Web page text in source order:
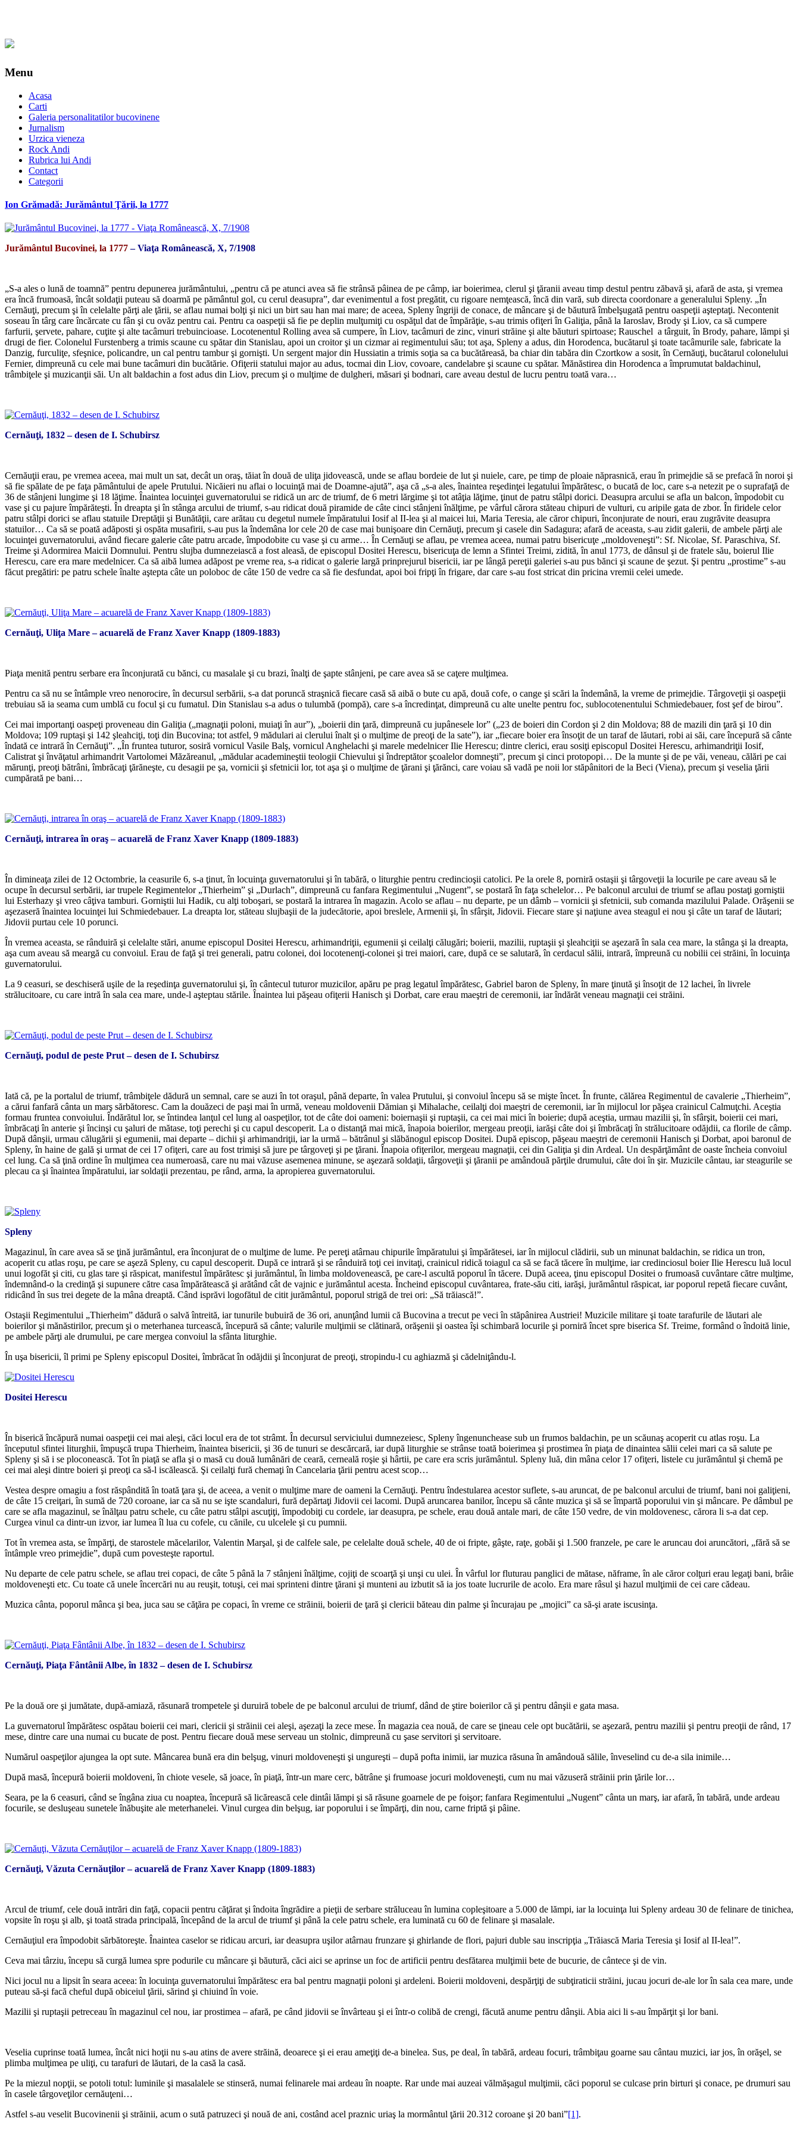
Menu
Acasa
Carti
Galeria personalitatilor bucovinene
Jurnalism
Urzica vieneza
Rock Andi
Rubrica lui Andi
Contact
Categorii
Ion Grămadă: Jurământul Ţării, la 1777
Jurământul Bucovinei, la 1777– Viaţa Românească, X, 7/1908
„S-a ales o lună de toamnă” pentru depunerea jurământului, „pentru că pe atunci avea să fie strânsă pâinea de pe câmp, iar boierimea, clerul şi ţăranii aveau timp destul pentru zăbavă şi, afară de asta, şi vremea
era încă frumoasă, încât soldaţii puteau să doarmă pe pământul gol, cu cerul deasupra”, dar evenimentul a fost pregătit, cu rigoare nemţească, încă din vară, sub directa coordonare a generalului Spleny. „În
Cernăuţi, precum şi în celelalte părţi ale ţării, se aflau numai bolţi şi nici un birt sau han mai mare; de aceea, Spleny îngriji de conace, de mâncare şi de băutură îmbelşugată pentru oaspeţii aşteptaţi. Necontenit
soseau în târg care încărcate cu fân şi cu ovăz pentru cai. Pentru ca oaspeţii să fie pe deplin mulţumiţi cu ospăţul dat de împărăţie, s-au trimis ofiţeri în Galiţia, până la Iaroslav, Brody şi Liov, ca să cumpere
farfurii, şervete, pahare, cuţite şi alte tacâmuri trebuincioase. Locotenentul Rolling avea să cumpere, în Liov, tacâmuri de zinc, vinuri străine şi alte băuturi spirtoase; Rauschel a târguit, în Brody, pahare, lămpi şi
drugi de fier. Colonelul Furstenberg a trimis scaune cu spătar din Stanislau, apoi un croitor şi un cizmar ai regimentului său; tot aşa, Spleny a adus, din Horodenca, bucătarul şi toate tacâmurile sale, fabricate la
Danzig, furculiţe, sfeşnice, policandre, un cal pentru tambur şi gornişti. Un sergent major din Hussiatin a trimis soţia sa ca bucătăreasă, ba chiar din tabăra din Czortkow a sosit, în Cernăuţi, bucătarul colonelului
Fernier, dimpreună cu cele mai bune tacâmuri din bucătărie. Ofiţerii statului major au adus, tocmai din Liov, covoare, candelabre şi scaune cu spătar. Mănăstirea din Horodenca a împrumutat baldachinul,
trâmbiţele şi muzicanţii săi. Un alt baldachin a fost adus din Liov, precum şi o mulţime de dulgheri, măsari şi bodnari, care aveau destul de lucru pentru toată vara…
Cernăuţi, 1832 – desen de I. Schubirsz
Cernăuţii erau, pe vremea aceea, mai mult un sat, decât un oraş, tăiat în două de uliţa jidovească, unde se aflau bordeie de lut şi nuiele, care, pe timp de ploaie năprasnică, erau în primejdie să se prefacă în noroi şi
să fie spălate de pe faţa pământului de apele Prutului. Nicăieri nu aflai o locuinţă mai de Doamne-ajută”, aşa că „s-a ales, înaintea reşedinţei legatului împărătesc, o bucată de loc, care s-a netezit pe o suprafaţă de
36 de stânjeni lungime şi 18 lăţime. Înaintea locuinţei guvernatorului se ridică un arc de triumf, de 6 metri lărgime şi tot atâţia lăţime, ţinut de patru stâlpi dorici. Deasupra arcului se afla un balcon, împodobit cu
vase şi cu pajure împărăteşti. În dreapta şi în stânga arcului de triumf, s-au ridicat două piramide de câte cinci stânjeni înălţime, pe vârful cărora stăteau chipuri de vulturi, cu aripile gata de zbor. În firidele celor
patru stâlpi dorici se aflau statuile Dreptăţii şi Bunătăţii, care arătau cu degetul numele împăratului Iosif al II-lea şi al maicei lui, Maria Teresia, ale căror chipuri, înconjurate de nouri, erau zugrăvite deasupra
statuilor… Ca să se poată adăposti şi ospăta musafirii, s-au pus la îndemâna lor cele 20 de case mai bunişoare din Cernăuţi, precum şi casele din Sadagura; afară de aceasta, s-au zidit galerii, de ambele părţi ale
locuinţei guvernatorului, având fiecare galerie câte patru arcade, împodobite cu vase şi cu arme… În Cernăuţi se aflau, pe vremea aceea, numai patru bisericuţe „moldoveneşti”: Sf. Nicolae, Sf. Paraschiva, Sf.
Treime şi Adormirea Maicii Domnului. Pentru slujba dumnezeiască a fost aleasă, de episcopul Dositei Herescu, bisericuţa de lemn a Sfintei Treimi, zidită, în anul 1773, de dânsul şi de fratele său, boierul Ilie
Herescu, care era mare medelnicer. Ca să aibă lumea adăpost pe vreme rea, s-a ridicat o galerie largă prinprejurul bisericii, iar pe lângă pereţii galeriei s-au pus bănci şi scaune de şezut. Şi pentru „prostime” s-au
făcut pregătiri: pe patru schele înalte aştepta câte un poloboc de câte 150 de vedre ca să fie desfundat, apoi boi fripţi în frigare, dar care s-au fost stricat din pricina vremii celei umede.
Cernăuţi, Uliţa Mare – acuarelă de Franz Xaver Knapp (1809-1883)
Piaţa menită pentru serbare era înconjurată cu bănci, cu masalale şi cu brazi, înalţi de şapte stânjeni, pe care avea să se caţere mulţimea.
Pentru ca să nu se întâmple vreo nenorocire, în decursul serbării, s-a dat poruncă straşnică fiecare casă să aibă o bute cu apă, două cofe, o cange şi scări la îndemână, la vreme de primejdie. Târgoveţii şi oaspeţii
trebuiau să ia seama cum umblă cu focul şi cu fumatul. Din Stanislau s-a adus o tulumbă (pompă), care s-a încredinţat, dimpreună cu alte unelte pentru foc, sublocotenentului Schmiedebauer, fost şef de birou”.
Cei mai importanţi oaspeţi proveneau din Galiţia („magnaţii poloni, muiaţi în aur”), „boierii din ţară, dimpreună cu jupânesele lor” („23 de boieri din Cordon şi 2 din Moldova; 88 de mazili din ţară şi 10 din
Moldova; 109 ruptaşi şi 142 şleahciţi, toţi din Bucovina; tot astfel, 9 mădulari ai clerului înalt şi o mulţime de preoţi de la sate”), iar „fiecare boier era însoţit de un taraf de lăutari, robi ai săi, care începură să cânte
îndată ce intrară în Cernăuţi”. „În fruntea tuturor, sosiră vornicul Vasile Balş, vornicul Anghelachi şi marele medelnicer Ilie Herescu; dintre clerici, erau sosiţi episcopul Dositei Herescu, arhimandriţii Iosif,
Calistrat şi învăţatul arhimandrit Vartolomei Măzăreanul, „mădular academineştii teologii Chievului şi îndreptător şcoalelor domneşti”, precum şi cinci protopopi… De la munte şi de pe văi, veneau, călări pe cai
mărunţi, preoţi bătrâni, îmbrăcaţi ţărăneşte, cu desagii pe şa, vornicii şi sfetnicii lor, tot aşa şi o mulţime de ţărani şi ţărănci, care voiau să vadă pe noii lor stăpânitori de la Beci (Viena), precum şi veselia ţării
cumpărată pe bani…
Cernăuţi, intrarea în oraş – acuarelă de Franz Xaver Knapp (1809-1883)
În dimineaţa zilei de 12 Octombrie, la ceasurile 6, s-a ţinut, în locuinţa guvernatorului şi în tabără, o liturghie pentru credincioşii catolici. Pe la orele 8, porniră ostaşii şi târgoveţii la locurile pe care aveau să le
ocupe în decursul serbării, iar trupele Regimentelor „Thierheim” şi „Durlach”, dimpreună cu fanfara Regimentului „Nugent”, se postară în faţa schelelor… Pe balconul arcului de triumf se aflau postaţi gorniştii
lui Esterhazy şi vreo câţiva tamburi. Gorniştii lui Hadik, cu alţi toboşari, se postară la intrarea în magazin. Acolo se aflau – nu departe, pe un dâmb – vornicii şi sfetnicii, sub comanda mazilului Palade. Orăşenii se
aşezaseră înaintea locuinţei lui Schmiedebauer. La dreapta lor, stăteau slujbaşii de la judecătorie, apoi breslele, Armenii şi, în sfârşit, Jidovii. Fiecare stare şi naţiune avea steagul ei nou şi câte un taraf de lăutari;
Jidovii purtau cele 10 porunci.
În vremea aceasta, se rânduiră şi celelalte stări, anume episcopul Dositei Herescu, arhimandriţii, egumenii şi ceilalţi călugări; boierii, mazilii, ruptaşii şi şleahciţii se aşezară în sala cea mare, la stânga şi la dreapta,
aşa cum aveau să meargă cu convoiul. Erau de faţă şi trei generali, patru colonei, doi locotenenţi-colonei şi trei maiori, care, după ce se salutară, în cerdacul sălii, intrară, împreună cu nobilii cei străini, în locuinţa
guvernatorului.
La 9 ceasuri, se deschiseră uşile de la reşedinţa guvernatorului şi, în cântecul tuturor muzicilor, apăru pe prag legatul împărătesc, Gabriel baron de Spleny, în mare ţinută şi însoţit de 12 lachei, în livrele
strălucitoare, cu care intră în sala cea mare, unde-l aşteptau stările. Înaintea lui păşeau ofiţerii Hanisch şi Dorbat, care erau maeştri de ceremonii, iar îndărăt veneau magnaţii cei străini.
Cernăuţi, podul de peste Prut – desen de I. Schubirsz
Iată că, pe la portalul de triumf, trâmbiţele dădură un semnal, care se auzi în tot oraşul, până departe, în valea Prutului, şi convoiul începu să se mişte încet. În frunte, călărea Regimentul de cavalerie „Thierheim”,
a cărui fanfară cânta un marş sărbătoresc. Cam la douăzeci de paşi mai în urmă, veneau moldovenii Dămian şi Mihalache, ceilalţi doi maeştri de ceremonii, iar în mijlocul lor păşea crainicul Calmuţchi. Aceştia
formau fruntea convoiului. Îndărătul lor, se întindea lanţul cel lung al oaspeţilor, tot de câte doi oameni: boiernaşii şi ruptaşii, ca cei mai mici în boierie; după aceştia, urmau mazilii şi, în sfârşit, boierii cei mari,
îmbrăcaţi în anterie şi încinşi cu şaluri de mătase, toţi perechi şi cu capul descoperit. La o distanţă mai mică, înapoia boierilor, mergeau preoţii, iarăşi câte doi şi îmbrăcaţi în strălucitoare odăjdii, ca florile de câmp.
După dânşii, urmau călugării şi egumenii, mai departe – dichii şi arhimandriţii, iar la urmă – bătrânul şi slăbănogul episcop Dositei. După episcop, păşeau maeştri de ceremonii Hanisch şi Dorbat, apoi baronul de
Spleny, în haine de gală şi urmat de cei 17 ofiţeri, care au fost trimişi să jure pe târgoveţi şi pe ţărani. Înapoia ofiţerilor, mergeau magnaţii, cei din Galiţia şi din Ardeal. Un despărţământ de oaste încheia convoiul
cel lung. Ca să ţină ordine în mulţimea cea numeroasă, care nu mai văzuse asemenea minune, se aşezară soldaţii, târgoveţii şi ţăranii pe amândouă părţile drumului, câte doi în şir. Muzicile cântau, iar steagurile se
plecau ca şi înaintea împăratului, iar soldaţii prezentau, pe rând, arma, la apropierea guvernatorului.
Spleny
Magazinul, în care avea să se ţină jurământul, era înconjurat de o mulţime de lume. Pe pereţi atârnau chipurile împăratului şi împărătesei, iar în mijlocul clădirii, sub un minunat baldachin, se ridica un tron,
acoperit cu atlas roşu, pe care se aşeză Spleny, cu capul descoperit. După ce intrară şi se rânduiră toţi cei invitaţi, crainicul ridică toiagul ca să se facă tăcere în mulţime, iar credinciosul boier Ilie Herescu luă locul
unui logofăt şi citi, cu glas tare şi răspicat, manifestul împărătesc şi jurământul, în limba moldovenească, pe care-l ascultă poporul în tăcere. După aceea, ţinu episcopul Dositei o frumoasă cuvântare către mulţime,
îndemnând-o la credinţă şi supunere către casa împărătească şi arătând cât de vajnic e jurământul acesta. Încheind episcopul cuvântarea, frate-său citi, iarăşi, jurământul răspicat, iar poporul repetă fiecare cuvânt,
ridicând în sus trei degete de la mâna dreaptă. Când isprăvi logofătul de citit jurământul, poporul strigă de trei ori: „Să trăiască!”.
Ostaşii Regimentului „Thierheim” dădură o salvă întreită, iar tunurile bubuiră de 36 ori, anunţând lumii că Bucovina a trecut pe veci în stăpânirea Austriei! Muzicile militare şi toate tarafurile de lăutari ale
boierilor şi mănăstirilor, precum şi o meterhanea turcească, începură să cânte; valurile mulţimii se clătinară, orăşenii şi oastea îşi schimbară locurile şi porniră încet spre biserica Sf. Treime, formând o îndoită linie,
pe ambele părţi ale drumului, pe care mergea convoiul la sfânta liturghie.
În uşa bisericii, îl primi pe Spleny episcopul Dositei, îmbrăcat în odăjdii şi înconjurat de preoţi, stropindu-l cu aghiazmă şi cădelniţându-l.
Dositei Herescu
În biserică încăpură numai oaspeţii cei mai aleşi, căci locul era de tot strâmt. În decursul serviciului dumnezeiesc, Spleny îngenunchease sub un frumos baldachin, pe un scăunaş acoperit cu atlas roşu. La
începutul sfintei liturghii, împuşcă trupa Thierheim, înaintea bisericii, şi 36 de tunuri se descărcară, iar după liturghie se strânse toată boierimea şi prostimea în piaţa de dinaintea sălii celei mari ca să salute pe
Spleny şi să i se ploconească. Tot în piaţă se afla şi o masă cu două lumânări de ceară, cerneală roşie şi hârtii, pe care era scris jurământul. Spleny luă, din mâna celor 17 ofiţeri, listele cu jurământul şi chemă pe
cei mai aleşi dintre boieri şi preoţi ca să-l iscălească. Şi ceilalţi fură chemaţi în Cancelaria ţării pentru acest scop…
Vestea despre omagiu a fost răspândită în toată ţara şi, de aceea, a venit o mulţime mare de oameni la Cernăuţi. Pentru îndestularea acestor suflete, s-au aruncat, de pe balconul arcului de triumf, bani noi galiţieni,
de câte 15 creiţari, în sumă de 720 coroane, iar ca să nu se işte scandaluri, fură depărtaţi Jidovii cei lacomi. După aruncarea banilor, începu să cânte muzica şi să se împartă poporului vin şi mâncare. Pe dâmbul pe
care se afla magazinul, se înălţau patru schele, cu câte patru stâlpi ascuţiţi, împodobiţi cu cordele, iar deasupra, pe schele, erau două antale mari, de câte 150 vedre, de vin moldovenesc, cărora li s-a dat cep.
Curgea vinul ca dintr-un izvor, iar lumea îl lua cu cofele, cu cănile, cu ulcelele şi cu pumnii.
Tot în vremea asta, se împărţi, de starostele măcelarilor, Valentin Marşal, şi de calfele sale, pe celelalte două schele, 40 de oi fripte, gâşte, raţe, gobăi şi 1.500 franzele, pe care le aruncau doi aruncători, „fără să se
întâmple vreo primejdie”, după cum povesteşte raportul.
Nu departe de cele patru schele, se aflau trei copaci, de câte 5 până la 7 stânjeni înălţime, cojiţi de scoarţă şi unşi cu ulei. În vârful lor fluturau panglici de mătase, năframe, în ale căror colţuri erau legaţi bani, brâie
moldoveneşti etc. Cu toate că unele încercări nu au reuşit, totuşi, cei mai sprinteni dintre ţărani şi munteni au izbutit să ia jos toate lucrurile de acolo. Era mare râsul şi hazul mulţimii de cei care cădeau.
Muzica cânta, poporul mânca şi bea, juca sau se căţăra pe copaci, în vreme ce străinii, boierii de ţară şi clericii băteau din palme şi încurajau pe „mojici” ca să-şi arate iscusinţa.
Cernăuţi, Piaţa Fântânii Albe, în 1832 – desen de I. Schubirsz
Pe la două ore şi jumătate, după-amiază, răsunară trompetele şi duruiră tobele de pe balconul arcului de triumf, dând de ştire boierilor că şi pentru dânşii e gata masa.
La guvernatorul împărătesc ospătau boierii cei mari, clericii şi străinii cei aleşi, aşezaţi la zece mese. În magazia cea nouă, de care se ţineau cele opt bucătării, se aşezară, pentru mazilii şi pentru preoţii de rând, 17
mese, dintre care una numai cu bucate de post. Pentru fiecare două mese serveau un stolnic, dimpreună cu şase servitori şi servitoare.
Numărul oaspeţilor ajungea la opt sute. Mâncarea bună era din belşug, vinuri moldoveneşti şi ungureşti – după pofta inimii, iar muzica răsuna în amândouă sălile, înveselind cu de-a sila inimile…
După masă, începură boierii moldoveni, în chiote vesele, să joace, în piaţă, într-un mare cerc, bătrâne şi frumoase jocuri moldoveneşti, cum nu mai văzuseră străinii prin ţările lor…
Seara, pe la 6 ceasuri, când se îngâna ziua cu noaptea, începură să licărească cele dintâi lămpi şi să răsune goarnele de pe foişor; fanfara Regimentului „Nugent” cânta un marş, iar afară, în tabără, unde ardeau
focurile, se desluşeau sunetele înăbuşite ale meterhanelei. Vinul curgea din belşug, iar poporului i se împărţi, din nou, carne friptă şi pâine.
Cernăuţi, Văzuta Cernăuţilor – acuarelă de Franz Xaver Knapp (1809-1883)
Arcul de triumf, cele două intrări din faţă, copacii pentru căţărat şi îndoita îngrădire a pieţii de serbare străluceau în lumina copleşitoare a 5.000 de lămpi, iar la locuinţa lui Spleny ardeau 30 de felinare de tinichea,
vopsite în roşu şi alb, şi toată strada principală, începând de la arcul de triumf şi până la cele patru schele, era luminată cu 60 de felinare şi masalale.
Cernăuţiul era împodobit sărbătoreşte. Înaintea caselor se ridicau arcuri, iar deasupra uşilor atârnau frunzare şi ghirlande de flori, pajuri duble sau inscripţia „Trăiască Maria Teresia şi Iosif al II-lea!”.
Ceva mai târziu, începu să curgă lumea spre podurile cu mâncare şi băutură, căci aici se aprinse un foc de artificii pentru desfătarea mulţimii bete de bucurie, de cântece şi de vin.
Nici jocul nu a lipsit în seara aceea: în locuinţa guvernatorului împărătesc era bal pentru magnaţii poloni şi ardeleni. Boierii moldoveni, despărţiţi de subţiraticii străini, jucau jocuri de-ale lor în sala cea mare, unde
puteau să-şi facă cheful după obiceiul ţării, sărind şi chiuind în voie.
Mazilii şi ruptaşii petreceau în magazinul cel nou, iar prostimea – afară, pe când jidovii se învârteau şi ei într-o colibă de crengi, făcută anume pentru dânşii. Abia aici li s-au împărţit şi lor bani.
Veselia cuprinse toată lumea, încât nici hoţii nu s-au atins de avere străină, deoarece şi ei erau ameţiţi de-a binelea. Sus, pe deal, în tabără, ardeau focuri, trâmbiţau goarne sau cântau muzici, iar jos, în orăşel, se
plimba mulţimea pe uliţi, cu tarafuri de lăutari, de la casă la casă.
Pe la miezul nopţii, se potoli totul: luminile şi masalalele se stinseră, numai felinarele mai ardeau în noapte. Rar unde mai auzeai vălmăşagul mulţimii, căci poporul se culcase prin birturi şi conace, pe drumuri sau
în casele târgoveţilor cernăuţeni…
Astfel s-au veselit Bucovinenii şi străinii, acum o sută patruzeci şi nouă de ani, costând acel praznic uriaş la mormântul ţării 20.312 coroane şi 20 bani”[1].